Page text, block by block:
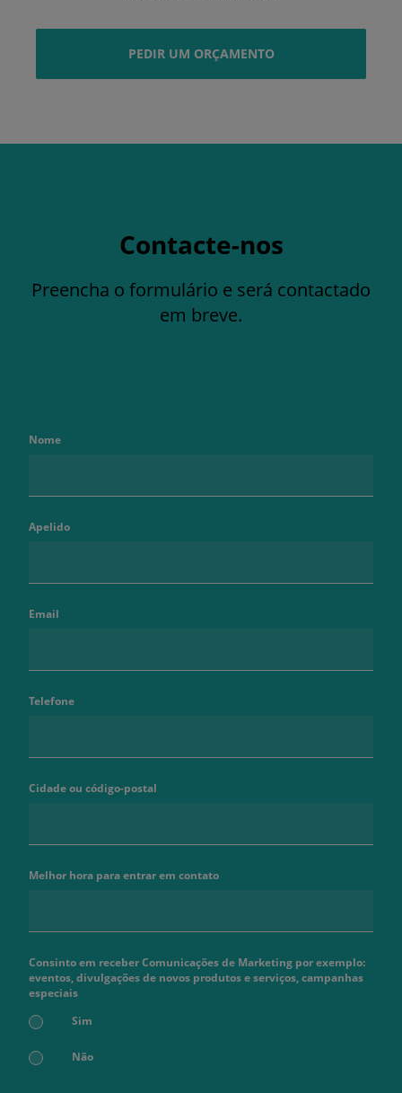
PEDIR UM ORÇAMENTO
Contacte-nos
Preencha o formulário e será contactado
em breve.
Nome
Apelido
Email
Telefone
Cidade ou código-postal
Melhor hora para entrar em contato
Consinto em receber Comunicações de Marketing por exemplo:
eventos, divulgações de novos produtos e serviços, campanhas
especiais
Sim
Não